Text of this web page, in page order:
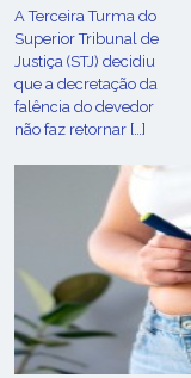
A Terceira Turma do
Superior Tribunal de
Justiça (STJ) decidiu
que a decretação da
falência do devedor
não faz retornar […]